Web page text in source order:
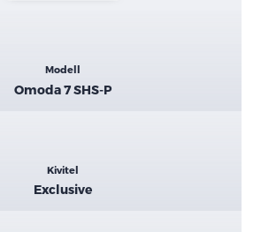
Modell
Omoda 7 SHS-P
Kivitel
Exclusive